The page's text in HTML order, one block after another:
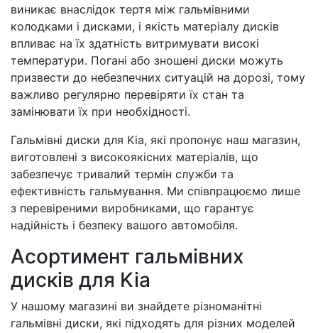
виникає внаслідок тертя між гальмівними
колодками і дисками, і якість матеріалу дисків
впливає на їх здатність витримувати високі
температури. Погані або зношені диски можуть
призвести до небезпечних ситуацій на дорозі, тому
важливо регулярно перевіряти їх стан та
замінювати їх при необхідності.
Гальмівні диски для Kia, які пропонує наш магазин,
виготовлені з високоякісних матеріалів, що
забезпечує тривалий термін служби та
ефективність гальмування. Ми співпрацюємо лише
з перевіреними виробниками, що гарантує
надійність і безпеку вашого автомобіля.
Асортимент гальмівних
дисків для Kia
У нашому магазині ви знайдете різноманітні
гальмівні диски, які підходять для різних моделей